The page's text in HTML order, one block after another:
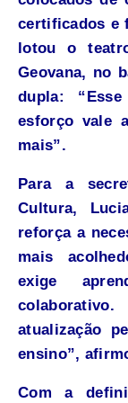
certificados e
lotou o
Geovana, no
dupla:
esforço vale
mais”.
Para a
Cultura,
reforça a
mais
exige
atualização
ensino”,
Com a